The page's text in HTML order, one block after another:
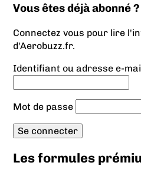
Vous êtes déjà abonné ?
Connectez vous pour lire
d'Aerobuzz.fr.
Identifiant ou adresse e-
Mot de passe
Les formules